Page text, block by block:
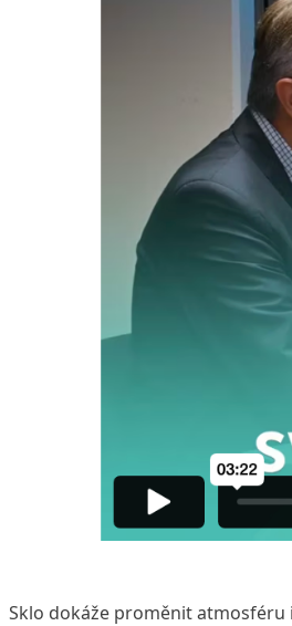
Sklo dokáže proměnit atmosféru